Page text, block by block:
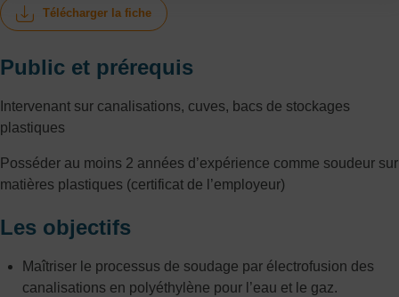
Télécharger la fiche
Public et prérequis
Intervenant sur canalisations, cuves, bacs de stockages
plastiques
Posséder au moins 2 années d’expérience comme soudeur sur
matières plastiques (certificat de l’employeur)
Les objectifs
Maîtriser le processus de soudage par électrofusion des
canalisations en polyéthylène pour l’eau et le gaz.